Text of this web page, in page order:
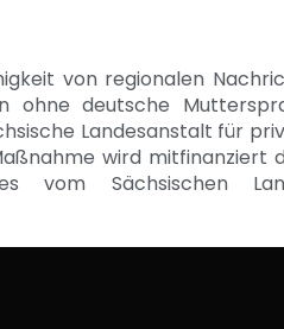
von regionalen
ohne deutsche
Landesanstalt für
wird mitfinanziert
vom Sächsischen